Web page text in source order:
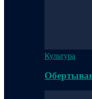
Культура